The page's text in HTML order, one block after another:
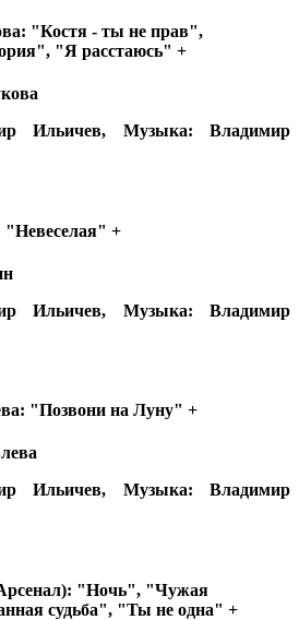
"Костя - ты не прав",
"Я расстаюсь" +
Ильичев, Музыка: Владимир
+
Ильичев, Музыка: Владимир
"Позвони на Луну" +
Ильичев, Музыка: Владимир
"Ночь", "Чужая
судьба", "Ты не одна" +